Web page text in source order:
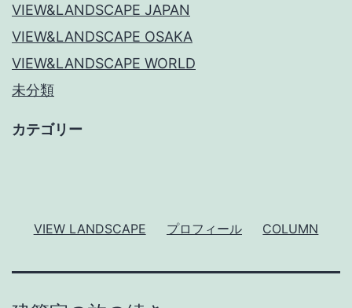
VIEW&LANDSCAPE JAPAN
VIEW&LANDSCAPE OSAKA
VIEW&LANDSCAPE WORLD
未分類
カテゴリー
VIEW LANDSCAPE プロフィール COLUMN